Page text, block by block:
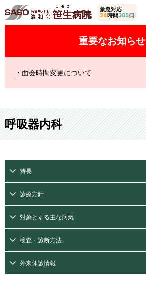
救急対応
24時間365日
重要なお知らせ
面会時間変更について
呼吸器内科
特長
診療方針
対象とする主な病気
検査・診断方法
外来休診情報